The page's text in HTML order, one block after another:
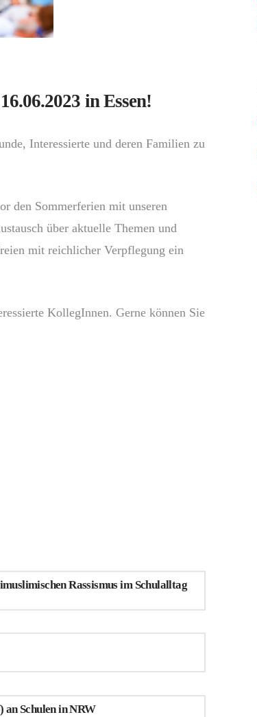
in Essen!
Interessierte und deren Familien zu
den Sommerferien mit unseren
über aktuelle Themen und
mit reichlicher Verpflegung ein
KollegInnen. Gerne können Sie
Rassismus im Schulalltag
Schulen in NRW